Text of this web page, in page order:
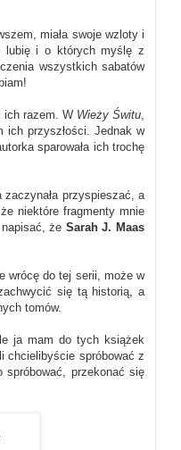
miała swoje wzloty i
lubię i o których myślę z
wszystkich sabatów
ich razem. W Wieży Świtu,
ich przyszłości. Jednak w
sparowała ich trochę
zaczynała przyspieszać, a
niektóre fragmenty mnie
że Sarah J. Maas
wrócę do tej serii, może w
się tą historią, a
tomów.
ja mam do tych książek
chcielibyście spróbować z
przekonać się